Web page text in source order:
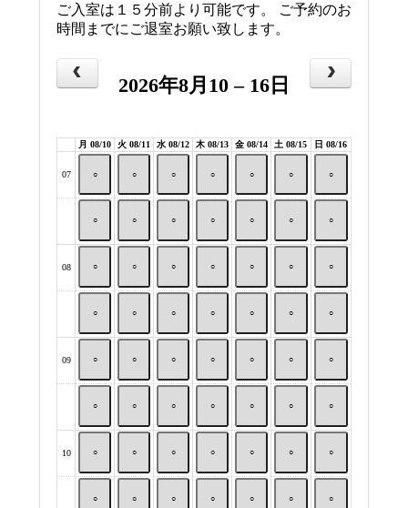
ご入室は１５分前より可能です。 ご予約のお
時間までにご退室お願い致します。
2026年8月10 – 16日
月 08/10 火 08/11 水 08/12 木 08/13 金 08/14 土 08/15 日 08/16
07
08
09
10
○
○
○
○
○
○
○
○
○
○
○
○
○
○
○
○
○
○
○
○
○
○
○
○
○
○
○
○
○
○
○
○
○
○
○
○
○
○
○
○
○
○
○
○
○
○
○
○
○
○
○
○
○
○
○
○